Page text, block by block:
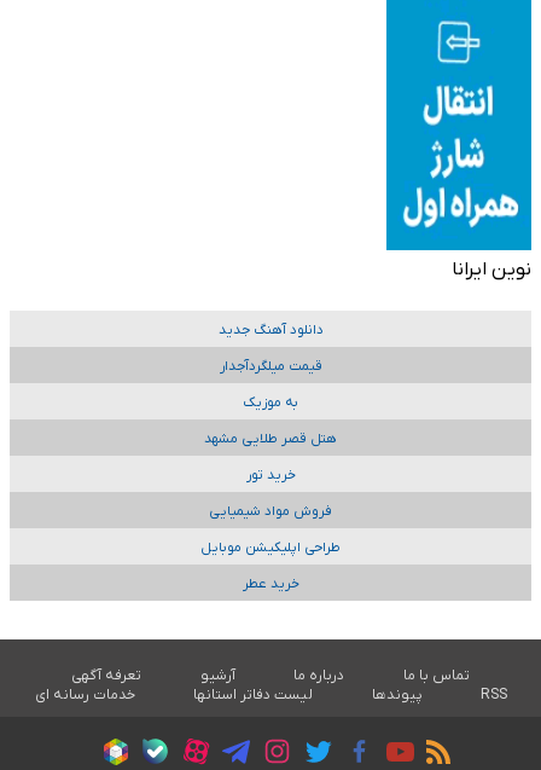
نوین ایرانا
دانلود آهنگ جدید
قیمت میلگردآجدار
به موزیک
هتل قصر طلایی مشهد
خرید تور
فروش مواد شیمیایی
طراحی اپلیکیشن موبایل
خرید عطر
تماس با ما درباره ما آرشیو
تعرفه آگهی
RSS
پیوندها لیست دفاتر استانها خدمات رسانه ای